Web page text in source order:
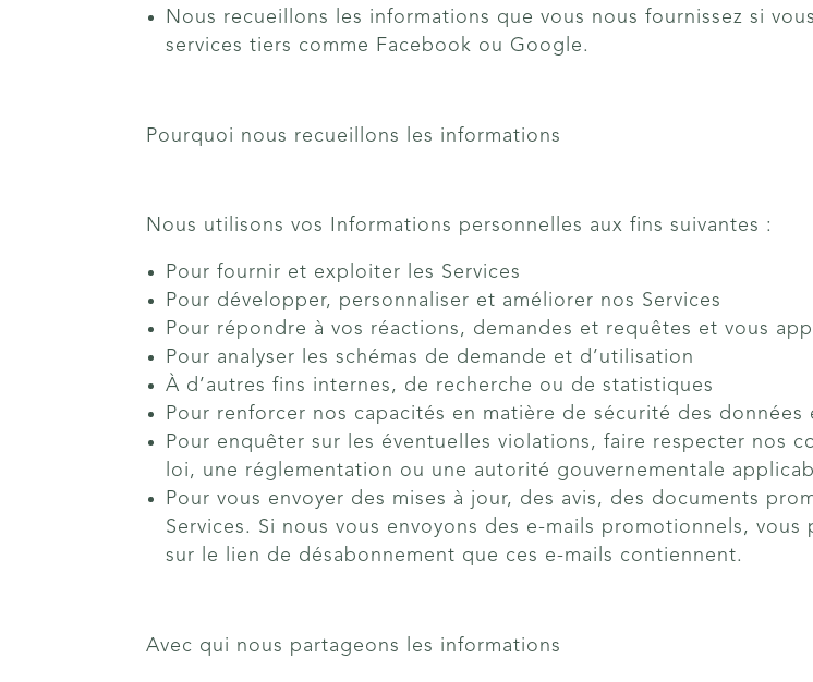
Nous recueillons les informations que vous nous fournissez si
services tiers comme Facebook ou Google.
Pourquoi nous recueillons les informations
Nous utilisons vos Informations personnelles aux fins suivantes :
Pour fournir et exploiter les Services
Pour développer, personnaliser et améliorer nos Services
Pour répondre à vos réactions, demandes et requêtes et vous
Pour analyser les schémas de demande et d’utilisation
À d’autres fins internes, de recherche ou de statistiques
Pour renforcer nos capacités en matière de sécurité des
Pour enquêter sur les éventuelles violations, faire respecter nos
loi, une réglementation ou une autorité gouvernementale
Pour vous envoyer des mises à jour, des avis, des documents
Services. Si nous vous envoyons des e-mails promotionnels,
sur le lien de désabonnement que ces e-mails contiennent.
Avec qui nous partageons les informations